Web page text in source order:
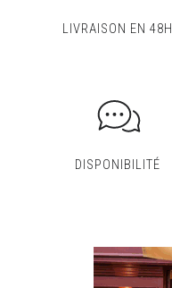
LIVRAISON EN 48H
DISPONIBILITÉ